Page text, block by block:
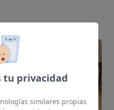
de acabados, texturas y
los ambientes más
más clásicos, aportando
y bajo mantenimiento.
tu privacidad
similares propias